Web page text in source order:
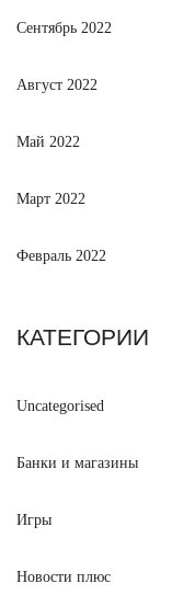
Сентябрь 2022
Август 2022
Май 2022
Март 2022
Февраль 2022
КАТЕГОРИИ
Uncategorised
Банки и магазины
Игры
Новости плюс